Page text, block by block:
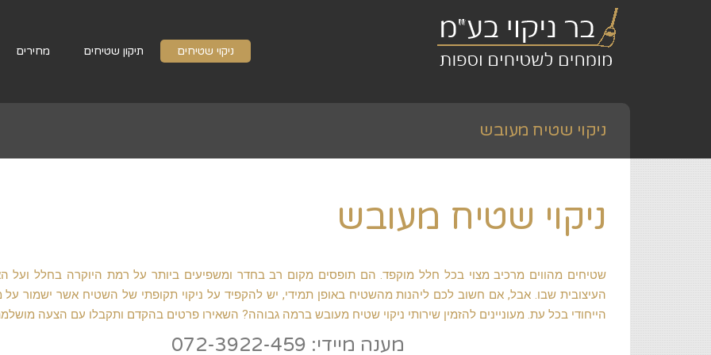
ניקוי שטיחים תיקון שטיחים מחירים
ניקוי שטיח מעובש
ניקוי שטיח מעובש
שטיחים מהווים מרכיב מצוי בכל חלל מוקפד. הם תופסים מקום רב בחדר ומשפיעים ביותר על רמת היוקרה בחלל ועל
העיצובית שבו. אבל, אם חשוב לכם ליהנות מהשטיח באופן תמידי, יש להקפיד על ניקוי תקופתי של השטיח אשר ישמור על
הייחודי בכל עת. מעוניינים להזמין שירותי ניקוי שטיח מעובש ברמה גבוהה? השאירו פרטים בהקדם ותקבלו עם הצעה
מענה מיידי: 072-3922-459